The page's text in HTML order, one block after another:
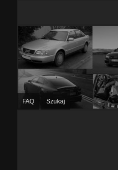
FAQ Szukaj